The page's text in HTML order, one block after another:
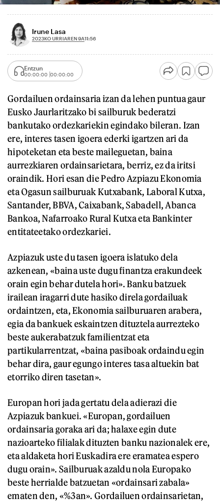
Irune Lasa
2023KO URRIAREN 9A11:56
Entzun
00:00:00 00:00:00
Gordailuen ordainsaria izan da lehen puntua gaur
Eusko Jaurlaritzako bi sailburuk bederatzi
bankutako ordezkariekin egindako bileran. Izan
ere, interes tasen igoera ederki igartzen ari da
hipoteketan eta beste maileguetan, baina
aurrezkiaren ordainsarietara, berriz, ez da iritsi
oraindik. Hori esan die Pedro Azpiazu Ekonomia
eta Ogasun sailburuak Kutxabank, Laboral Kutxa,
Santander, BBVA, Caixabank, Sabadell, Abanca
Bankoa, Nafarroako Rural Kutxa eta Bankinter
entitateetako ordezkariei.
Azpiazuk uste du tasen igoera islatuko dela
azkenean, «baina uste dugu finantza erakundeek
orain egin behar dutela hori». Banku batzuek
irailean iragarri dute hasiko direla gordailuak
ordaintzen, eta, Ekonomia sailburuaren arabera,
egia da bankuek eskaintzen dituztela aurrezteko
beste aukerabatzuk familientzat eta
partikularrentzat, «baina pasiboak ordaindu egin
behar dira, gaur egungo interes tasa altuekin bat
etorriko diren tasetan».
Europan hori jada gertatu dela adierazi die
Azpiazuk bankuei. «Europan, gordailuen
ordainsaria goraka ari da; halaxe egin dute
nazioarteko filialak dituzten banku nazionalek ere,
eta aldaketa hori Euskadira ere eramatea espero
dugu orain». Sailburuak azaldu nola Europako
beste herrialde batzuetan «ordainsari zabala»
ematen den, «%3an». Gordailuen ordainsarietan,